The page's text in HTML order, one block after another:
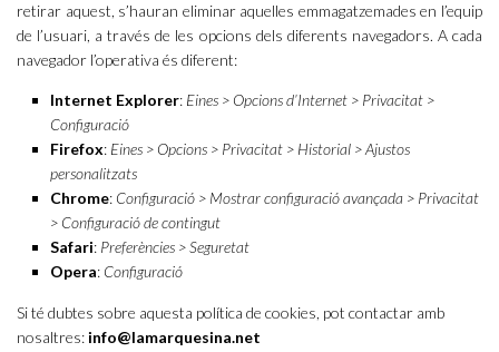
retirar aquest, s’hauran eliminar aquelles emmagatzemades en l’equip
de l’usuari, a través de les opcions dels diferents navegadors. A cada
navegador l’operativa és diferent:
Internet Explorer: Eines > Opcions d’Internet > Privacitat >
Configuració
Firefox: Eines > Opcions > Privacitat > Historial > Ajustos
personalitzats
Chrome: Configuració > Mostrar configuració avançada > Privacitat
> Configuració de contingut
Safari: Preferències > Seguretat
Opera: Configuració
Si té dubtes sobre aquesta política de cookies, pot contactar amb
nosaltres: info@lamarquesina.net